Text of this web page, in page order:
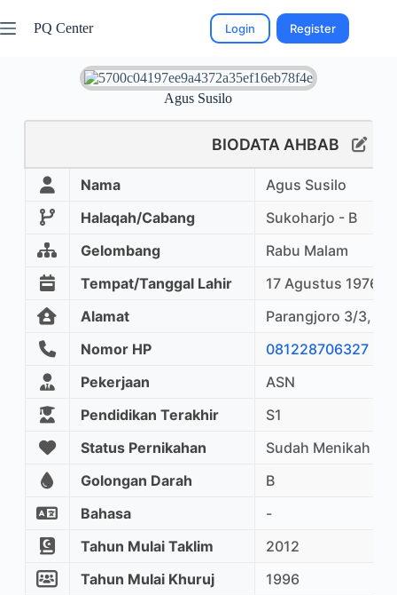
PQ Center Login Register
Agus Susilo
BIODATA AHBAB
Nama
Agus Susilo
Halaqah/Cabang
Sukoharjo - B
Gelombang
Rabu Malam
Tempat/Tanggal Lahir
17 Agustus 1976
Alamat
Parangjoro 3/3,
Nomor HP
081228706327
Pekerjaan
ASN
Pendidikan Terakhir
S1
Status Pernikahan
Sudah Menikah
Golongan Darah
B
Bahasa
-
Tahun Mulai Taklim
2012
Tahun Mulai Khuruj
1996